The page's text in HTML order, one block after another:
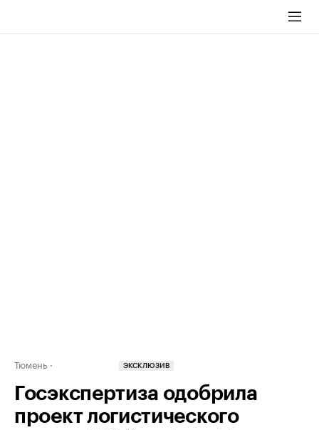
Тюмень ЭКСКЛЮЗИВ
Госэкспертиза одобрила
проект логистического